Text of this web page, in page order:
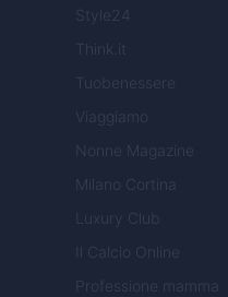
Style24
Think.it
Tuobenessere
Viaggiamo
Nonne Magazine
Milano Cortina
Luxury Club
Il Calcio Online
Professione mamma